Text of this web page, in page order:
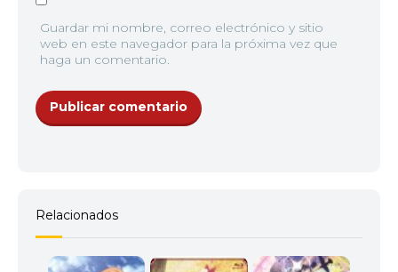
Guardar mi nombre, correo electrónico y sitio
web en este navegador para la próxima vez que
haga un comentario.
Relacionados